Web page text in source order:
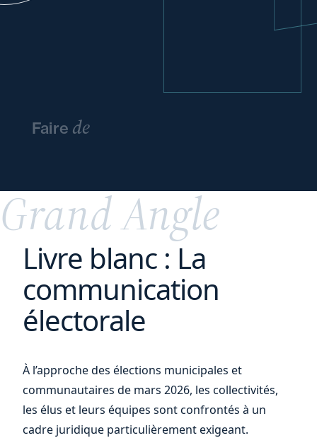
Faire de
vos
Grand Angle
Livre blanc : La
communication
électorale
À l’approche des élections municipales et
communautaires de mars 2026, les collectivités,
les élus et leurs équipes sont confrontés à un
cadre juridique particulièrement exigeant.